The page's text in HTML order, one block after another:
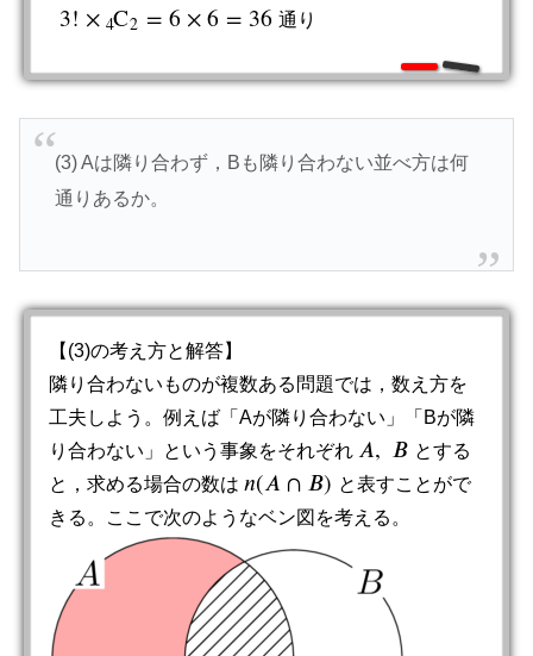
3! × 4C2 = 6 ×6 = 36 通 り
3 !×4C 2= 6×6=36 通り
(3) Aは隣り合わず，Bも隣り合わない並べ方は何
通りあるか。
【(3)の考え方と解答】
隣り合わないものが複数ある問題では，数え方を
工夫しよう。例えば「Aが隣り合わない」「Bが隣
り合わない」という事象をそれぞれ 𝐴, 𝐵
A, B
とする
と，求める場合の数は 𝑛(𝐴 ∩ 𝐵)
n(A∩B
と表すことがで
きる。ここで次のようなベン図を考える。